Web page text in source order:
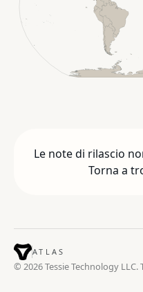
Le note di rilascio
Torna a
ATLAS
© 2026 Tessie Technology